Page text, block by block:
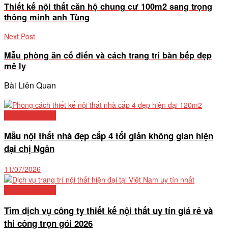
Thiết kế nội thất căn hộ chung cư 100m2 sang trọng
thông minh anh Tùng
Next Post
Mẫu phòng ăn cổ điển và cách trang trí bàn bếp đẹp
mê ly
Bài Liên Quan
Mẫu nội thất nhà đẹp cấp 4 tối giản không gian hiện
đại chị Ngân
11/07/2026
Tìm dịch vụ công ty thiết kế nội thất uy tín giá rẻ và
thi công trọn gói 2026